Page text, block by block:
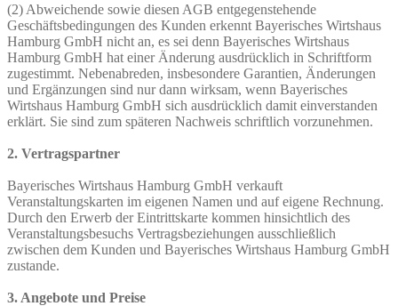
(2) Abweichende sowie diesen AGB entgegenstehende
Geschäftsbedingungen des Kunden erkennt Bayerisches Wirtshaus
Hamburg GmbH nicht an, es sei denn Bayerisches Wirtshaus
Hamburg GmbH hat einer Änderung ausdrücklich in Schriftform
zugestimmt. Nebenabreden, insbesondere Garantien, Änderungen
und Ergänzungen sind nur dann wirksam, wenn Bayerisches
Wirtshaus Hamburg GmbH sich ausdrücklich damit einverstanden
erklärt. Sie sind zum späteren Nachweis schriftlich vorzunehmen.
2. Vertragspartner
Bayerisches Wirtshaus Hamburg GmbH verkauft
Veranstaltungskarten im eigenen Namen und auf eigene Rechnung.
Durch den Erwerb der Eintrittskarte kommen hinsichtlich des
Veranstaltungsbesuchs Vertragsbeziehungen ausschließlich
zwischen dem Kunden und Bayerisches Wirtshaus Hamburg GmbH
zustande.
3. Angebote und Preise